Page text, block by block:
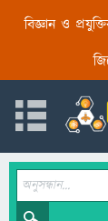
বিজ্ঞান ও